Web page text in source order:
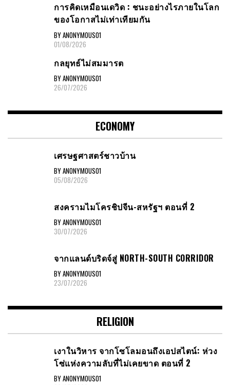
การคิดเหมือนเดวิด : ชนะอย่างไรภายในโลก
ของโอกาสไม่เท่าเทียมกัน
BY ANONYMOUS01
01/08/2026
กลยุทธ์ไม่สมมารต
BY ANONYMOUS01
26/07/2026
ECONOMY
เศรษฐศาสตร์ชาวบ้าน
BY ANONYMOUS01
05/08/2026
สงครามไมโครชิปจีน-สหรัฐฯ ตอนที่ 2
BY ANONYMOUS01
30/07/2026
จากแลนด์บริดจ์สู่ NORTH-SOUTH CORRIDOR
BY ANONYMOUS01
23/07/2026
RELIGION
เงาในวิหาร จากโซโลมอนถึงเอปสไตน์: ห่วง
โซ่แห่งความลับที่ไม่เคยขาด ตอนที่ 2
BY ANONYMOUS01